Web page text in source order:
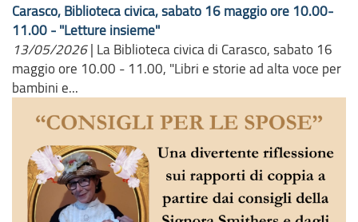
Carasco, Biblioteca civica, sabato 16 maggio ore 10.00-
11.00 - "Letture insieme"
13/05/2026 | La Biblioteca civica di Carasco, sabato 16
maggio ore 10.00 - 11.00, "Libri e storie ad alta voce per
bambini e...